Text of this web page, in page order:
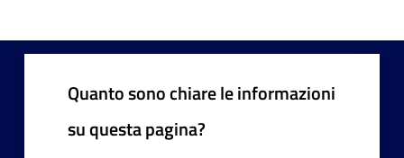
Quanto sono chiare le informazioni
su questa pagina?